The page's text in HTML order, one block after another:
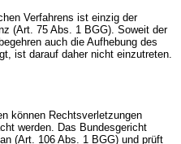
Verfahrens ist einzig der
(Art. 75 Abs. 1 BGG). Soweit der
auch die Aufhebung des
ist darauf daher nicht einzutreten.
können Rechtsverletzungen
werden. Das Bundesgericht
(Art. 106 Abs. 1 BGG) und prüft